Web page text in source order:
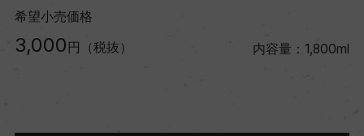
希望小売価格
3,000 円（税抜） 内容量：1,800ml